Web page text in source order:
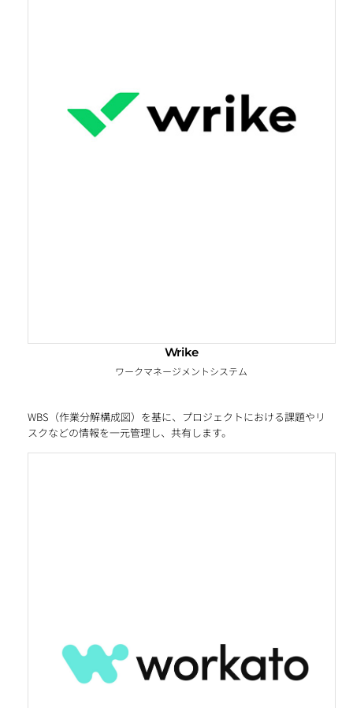
Wrike
ワークマネージメントシステム
WBS（作業分解構成図）を基に、プロジェクトにおける課題やリ
スクなどの情報を一元管理し、共有します。